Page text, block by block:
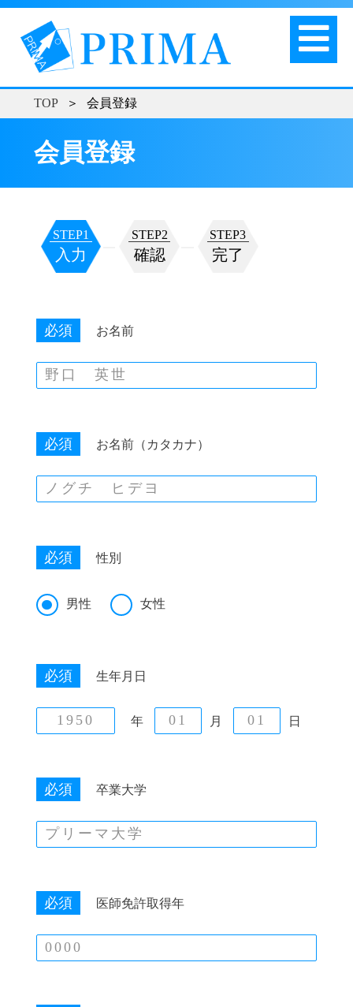
TOP ＞ 会員登録
会員登録
STEP1
入力
STEP2
確認
STEP3
完了
必須 お名前
必須 お名前（カタカナ）
必須 性別
男性 女性
必須 生年月日
年 月 日
必須 卒業大学
必須 医師免許取得年